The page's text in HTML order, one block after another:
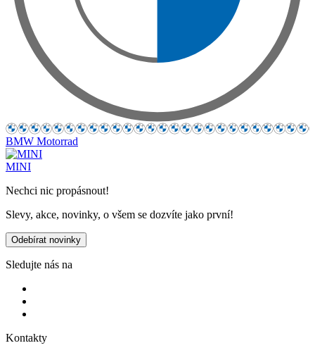
BMW Motorrad
MINI
Nechci nic propásnout!
Slevy, akce, novinky, o všem se dozvíte jako první!
Odebírat novinky
Sledujte nás na
Kontakty